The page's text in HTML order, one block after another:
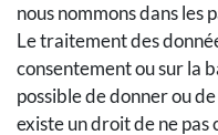
Aide
Social Media
Facebook
nous nommons dans les
Le traitement des
consentement ou sur la
possible de donner ou
existe un droit de ne